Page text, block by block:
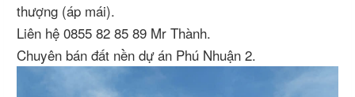
thượng (áp mái).
Liên hệ 0855 82 85 89 Mr Thành.
Chuyên bán đất nền dự án Phú Nhuận 2.